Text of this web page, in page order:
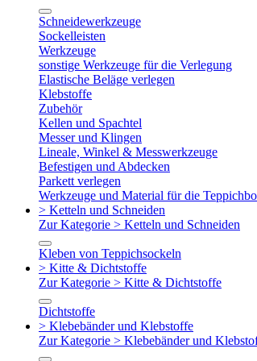
Schneidewerkzeuge
Sockelleisten
Werkzeuge
sonstige Werkzeuge für die Verlegung
Elastische Beläge verlegen
Klebstoffe
Zubehör
Kellen und Spachtel
Messer und Klingen
Lineale, Winkel & Messwerkzeuge
Befestigen und Abdecken
Parkett verlegen
Werkzeuge und Material für die
> Ketteln und Schneiden
Zur Kategorie > Ketteln und Schneiden
Kleben von Teppichsockeln
> Kitte & Dichtstoffe
Zur Kategorie > Kitte & Dichtstoffe
Dichtstoffe
> Klebebänder und Klebstoffe
Zur Kategorie > Klebebänder und